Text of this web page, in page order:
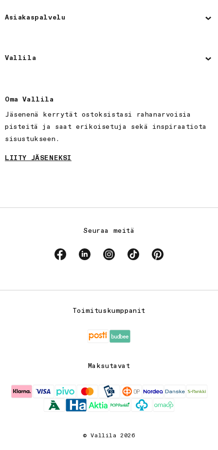
Asiakaspalvelu
Vallila
Oma Vallila
Jäsenenä kerrytät ostoksistasi rahanarvoisia
pisteitä ja saat erikoisetuja sekä inspiraatiota
sisustukseen.
LIITY JÄSENEKSI
Seuraa meitä
FacebookLinkedinInstagramTikTokPinterest
Toimituskumppanit
Maksutavat
© Vallila 2026